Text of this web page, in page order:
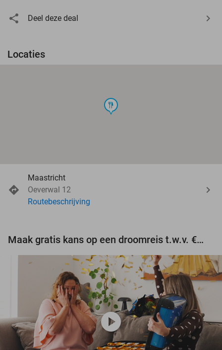
Deel deze deal
Locaties
food
Maastricht
Oeverwal 12
Routebeschrijving
Maak gratis kans op een droomreis t.w.v. €3.000!
play_circle